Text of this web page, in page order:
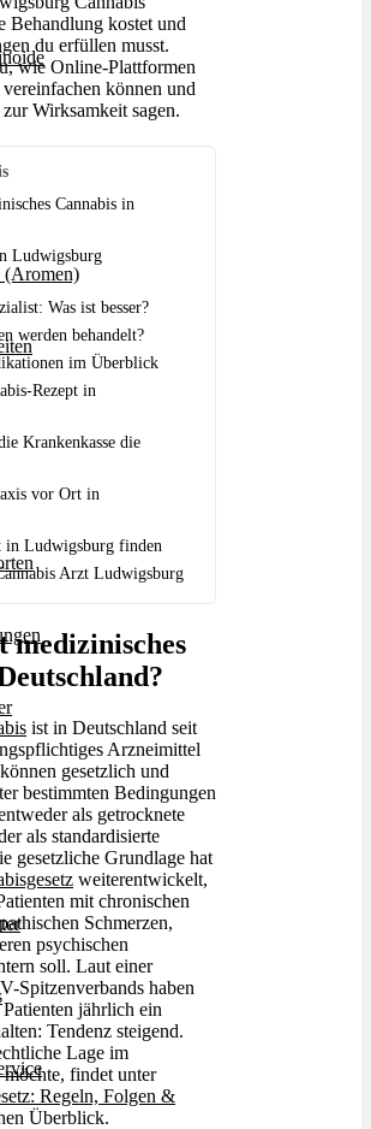
(Aromen)
Behandlung kostet und
du erfüllen musst.
wie Online-Plattformen
können und
Wirksamkeit sagen.
Cannabis in
Ludwigsburg
Was ist besser?
werden behandelt?
im Überblick
Rezept in
Krankenkasse die
vor Ort in
in Ludwigsburg finden
Arzt Ludwigsburg
medizinisches
ist in Deutschland seit
Arzneimittel
gesetzlich und
bestimmten Bedingungen
als getrocknete
als standardisierte
gesetzliche Grundlage hat
weiterentwickelt,
mit chronischen
Schmerzen,
psychischen
soll. Laut einer
Spitzenverbands haben
jährlich ein
Tendenz steigend.
Lage im
findet unter
Regeln, Folgen &
Überblick.